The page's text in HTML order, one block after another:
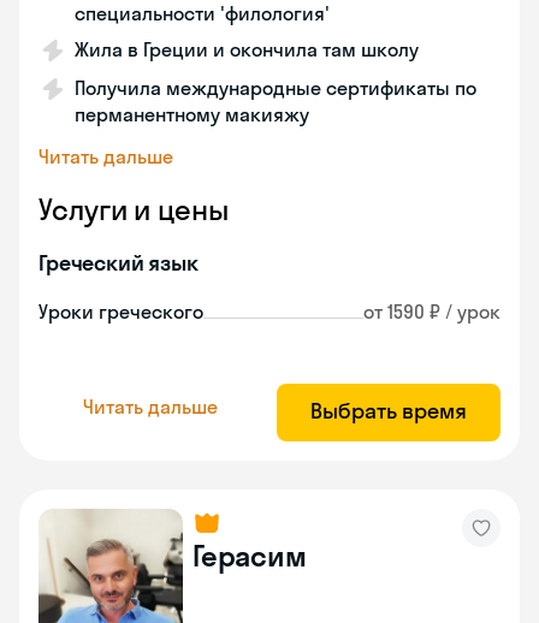
специальности 'филология'
Жила в Греции и окончила там школу
Получила международные сертификаты по
перманентному макияжу
Читать дальше
Услуги и цены
Греческий язык
Уроки греческого от 1590 ₽ / урок
Читать дальше Выбрать время
Герасим